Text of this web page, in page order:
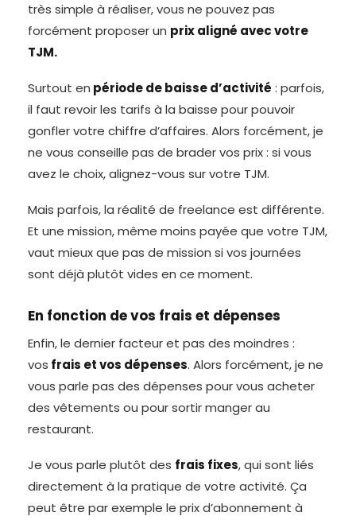
très simple à réaliser, vous ne pouvez pas
forcément proposer un prix aligné avec votre
TJM.
Surtout en période de baisse d’activité : parfois,
il faut revoir les tarifs à la baisse pour pouvoir
gonfler votre chiffre d’affaires. Alors forcément, je
ne vous conseille pas de brader vos prix : si vous
avez le choix, alignez-vous sur votre TJM.
Mais parfois, la réalité de freelance est différente.
Et une mission, même moins payée que votre TJM,
vaut mieux que pas de mission si vos journées
sont déjà plutôt vides en ce moment.
En fonction de vos frais et dépenses
Enfin, le dernier facteur et pas des moindres :
vos frais et vos dépenses. Alors forcément, je ne
vous parle pas des dépenses pour vous acheter
des vêtements ou pour sortir manger au
restaurant.
Je vous parle plutôt des frais fixes, qui sont liés
directement à la pratique de votre activité. Ça
peut être par exemple le prix d’abonnement à